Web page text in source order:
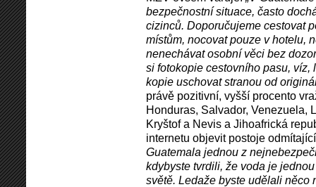
bezpečnostní situace, často
cizinců. Doporučujeme cestovat
místům, nocovat pouze v hotelu,
nenechávat osobní věci bez
si fotokopie cestovního pasu,
kopie uschovat stranou od
právě pozitivní, vyšší procento
Honduras, Salvador, Venezuela,
Kryštof a Nevis a Jihoafrická
internetu objevit postoje
Guatemala jednou z
kdybyste tvrdili, že voda je
světě. Ledaže byste udělali něco